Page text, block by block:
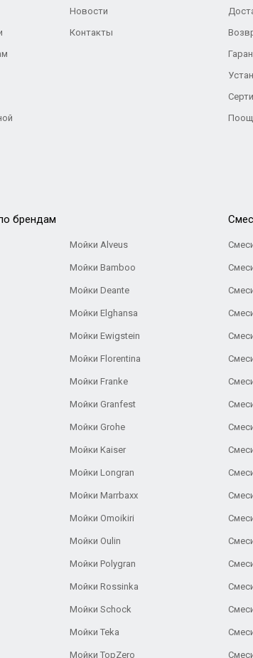
Новости
Контакты
брендам
Мойки Alveus
Мойки Bamboo
Мойки Deante
Мойки Elghansa
Мойки Ewigstein
Мойки Florentina
Мойки Franke
Мойки Granfest
Мойки Grohe
Мойки Kaiser
Мойки Longran
Мойки Marrbaxx
Мойки Omoikiri
Мойки Oulin
Мойки Polygran
Мойки Rossinka
Мойки Schock
Мойки Teka
Мойки TopZero